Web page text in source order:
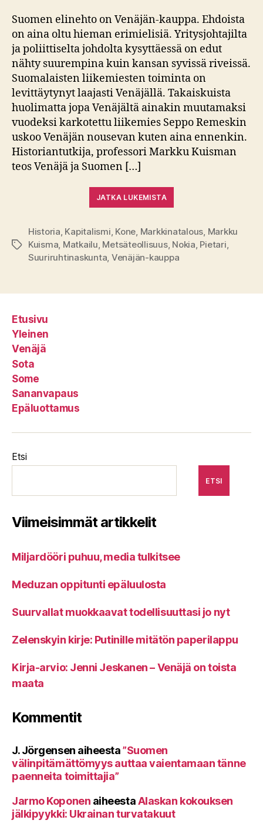
Markku
Kuisma
–
Venäjä
ja
Suomen
talous
Suomen elinehto on Venäjän-kauppa. Ehdoista
on aina oltu hieman erimielisiä. Yritysjohtajilta
ja poliittiselta johdolta kysyttäessä on edut
nähty suurempina kuin kansan syvissä riveissä.
Suomalaisten liikemiesten toiminta on
levittäytynyt laajasti Venäjällä. Takaiskuista
huolimatta jopa Venäjältä ainakin muutamaksi
vuodeksi karkotettu liikemies Seppo Remeskin
uskoo Venäjän nousevan kuten aina ennenkin.
Historiantutkija, professori Markku Kuisman
teos Venäjä ja Suomen […]
JATKA LUKEMISTA
Avainsanat
Historia Kapitalismi Kone Markkinatalous Markku
Kuisma Matkailu Metsäteollisuus, Nokia Pietari
Suuriruhtinaskunta Venäjän-kauppa
Etusivu
Yleinen
Venäjä
Sota
Some
Sananvapaus
Epäluottamus
Etsi
ETSI
Viimeisimmät artikkelit
Miljardööri puhuu, media tulkitsee
Meduzan oppitunti epäluulosta
Suurvallat muokkaavat todellisuuttasi jo nyt
Zelenskyin kirje: Putinille mitätön paperilappu
Kirja-arvio: Jenni Jeskanen – Venäjä on toista
maata
Kommentit
J. Jörgensen aiheesta”Suomen
välinpitämättömyys auttaa vaientamaan tänne
paenneita toimittajia”
Jarmo Koponen aiheestaAlaskan kokouksen
jälkipyykki: Ukrainan turvatakuut